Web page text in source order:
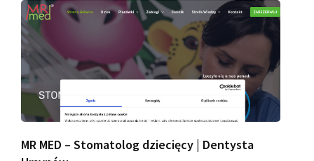
MR MED – Stomatolog dziecięcy | Dentysta